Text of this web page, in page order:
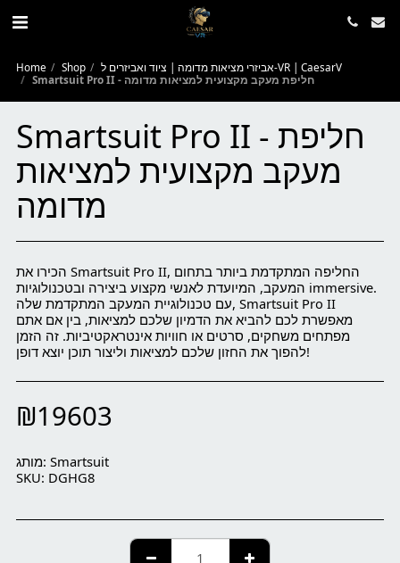
Home Shop
אביזרי מציאות מדומה | ציוד ואביזרים ל-VR | CaesarV
Smartsuit Pro II - חליפת מעקב מקצועית למציאות מדומה
Smartsuit Pro II - חליפת
מעקב מקצועית למציאות
מדומה
הכירו את Smartsuit Pro II, החליפה המתקדמת ביותר בתחום
המעקב, המיועדת לאנשי מקצוע ביצירה ובטכנולוגיות immersive.
עם טכנולוגיית המעקב המתקדמת שלה, Smartsuit Pro II
מאפשרת לכם להביא את הדמיון שלכם למציאות, בין אם אתם
מפתחים משחקים, סרטים או חוויות אינטראקטיביות. זה הזמן
להפוך את החזון שלכם למציאות וליצור תוכן יוצא דופן!
₪19603
מותג: Smartsuit
SKU: DGHG8